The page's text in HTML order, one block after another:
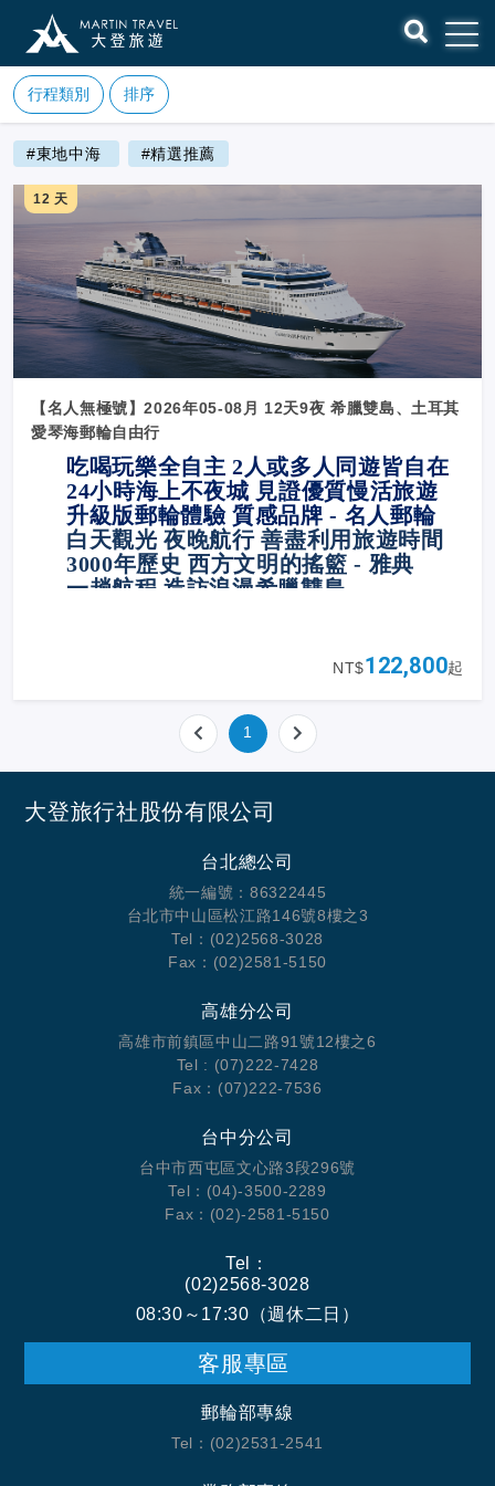
行程類別 排序
#東地中海 #精選推薦
12 天
【名人無極號】2026年05-08月 12天9夜 希臘雙島、土耳其
愛琴海郵輪自由行
吃喝玩樂全自主 2人或多人同遊皆自在
24小時海上不夜城 見證優質慢活旅遊
升級版郵輪體驗 質感品牌 - 名人郵輪
白天觀光 夜晚航行 善盡利用旅遊時間
3000年歷史 西方文明的搖籃 - 雅典
一趟航程 造訪浪漫希臘雙島
NT$122,800起
1
大登旅行社股份有限公司
台北總公司
統一編號：86322445
台北市中山區松江路146號8樓之3
Tel：(02)2568-3028
Fax：(02)2581-5150
高雄分公司
高雄市前鎮區中山二路91號12樓之6
Tel : (07)222-7428
Fax：(07)222-7536
台中分公司
台中市西屯區文心路3段296號
Tel：(04)-3500-2289
Fax：(02)-2581-5150
Tel：
(02)2568-3028
08:30～17:30（週休二日）
客服專區
郵輪部專線
Tel：(02)2531-2541